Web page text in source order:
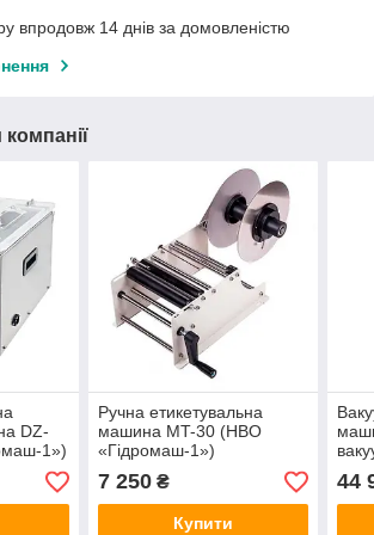
впродовж 14 днів за домовленістю
компанії
DZ-
1»)
Ручна етикетувальна
машина MT-30 (НВО
«Гідромаш-1»)
7 250₴
Купити
44